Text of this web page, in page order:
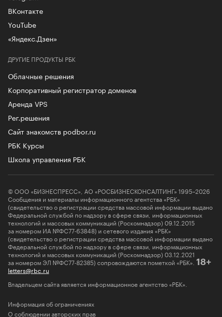
ДРУГИЕ ПРОДУКТЫ РБК
Облачные решения
Корпоративный регистратор доменов
Аренда VPS
Рег.решения
Сайт знакомств podbor.ru
РБК Курсы
Школа управления РБК
ВКонтакте
YouTube
«Яндекс.Дзен»
© ООО «БИЗНЕСПРЕСС», АО «РОСБИЗНЕСКОНСАЛТИНГ» 1995–2026
Сообщения и материалы информационного агентства «РБК»
(свидетельство о регистрации средства массовой информации выдано
Федеральной службой по надзору в сфере связи, информационных
технологий и массовых коммуникаций (Роскомнадзор) 09.12.2015
за номером ИА №ФС77-63848) и сетевого издания «РБК»
(свидетельство о регистрации средства массовой информации выдано
Федеральной службой по надзору в сфере связи, информационных
технологий и массовых коммуникаций (Роскомнадзор) 03.12.2021
за номером ЭЛ №ФС77-82385) сопровождаются пометкой «РБК». 18+
letters@rbc.ru
Владельцем сайта является информационное агентство «РБК».
Информация об ограничениях
О соблюдении авторских прав